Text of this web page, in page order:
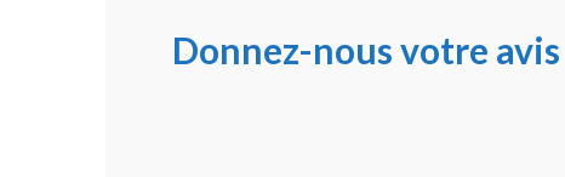
Donnez-nous votre avis